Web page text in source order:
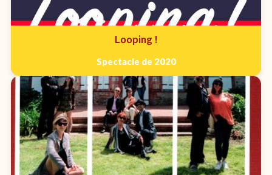
Looping !
Spectacle de 2020